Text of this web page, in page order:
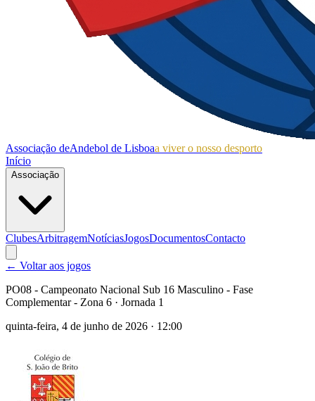
Associação deAndebol de Lisboaa viver o nosso desporto
Início
Associação
ClubesArbitragemNotíciasJogosDocumentosContacto
← Voltar aos jogos
PO08 - Campeonato Nacional Sub 16 Masculino - Fase
Complementar - Zona 6 · Jornada 1
quinta-feira, 4 de junho de 2026 · 12:00